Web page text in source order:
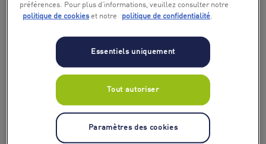
Expériences gourmandes: un dîner gastronomique,
fromages sont des cadeaux qui éveilleront ses
papilles.
Moments de détente: pensez à une journée spa, un
massage en duo ou même une nuit insolite dans une
bulle.
Loisirs insolites
: surprenez-le avec une session en
simulateur de vol, un escape game en équipe ou
préférences. Pour plus d’informations, veuillez consulter notre
politique de cookieset notre politique de confidentialité.
Essentiels uniquement
Tout autoriser
Paramètres des cookies